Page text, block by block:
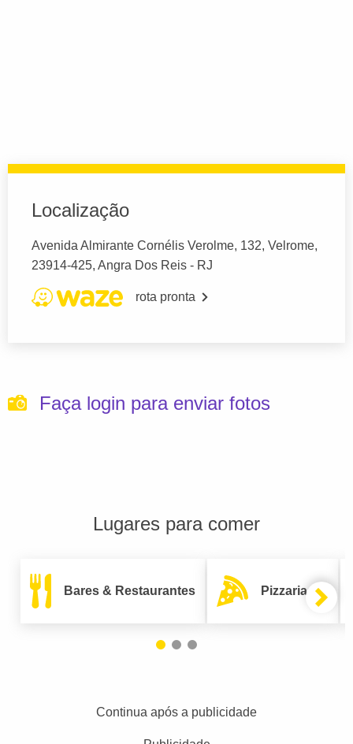
Localização
Avenida Almirante Cornélis Verolme, 132, Velrome,
23914-425, Angra Dos Reis - RJ
rota pronta
Faça login para enviar fotos
Lugares para comer
Bares & Restaurantes Pizzarias
Continua após a publicidade